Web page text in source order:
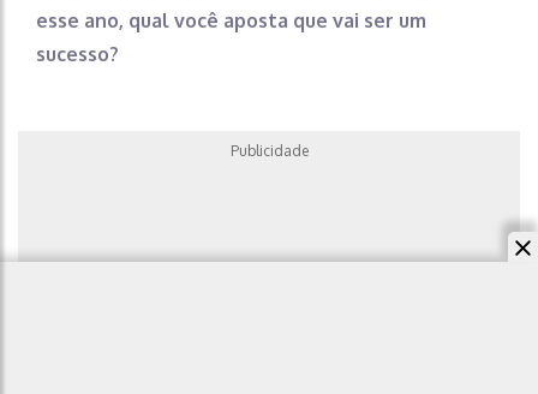
esse ano, qual você aposta que vai ser um
sucesso?
Publicidade